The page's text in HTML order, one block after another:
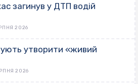
загинув у ДТП водій
2026
утворити «живий
2026